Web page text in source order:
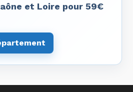
et Loire pour 59€